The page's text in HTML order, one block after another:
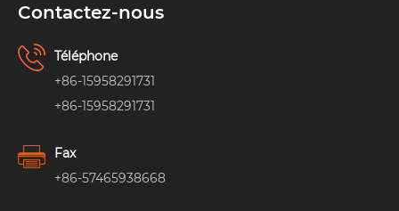
Contactez-nous
Téléphone
+86-15958291731
+86-15958291731
Fax
+86-57465938668